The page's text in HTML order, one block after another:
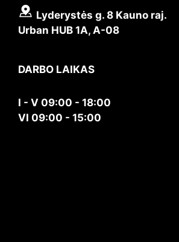
Lyderystės g. 8 Kauno raj.
Urban HUB 1A, A-08
DARBO LAIKAS
I - V 09:00 - 18:00
VI 09:00 - 15:00